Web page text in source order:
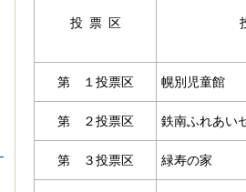
投票区
第 １投票区 幌別児童館
第 ２投票区 鉄南ふれあい
第 ３投票区 緑寿の家